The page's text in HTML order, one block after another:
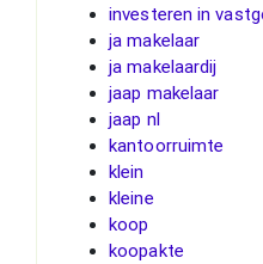
investeren in
ja makelaar
ja makelaardij
jaap makelaar
jaap nl
kantoorruimte
klein
kleine
koop
koopakte